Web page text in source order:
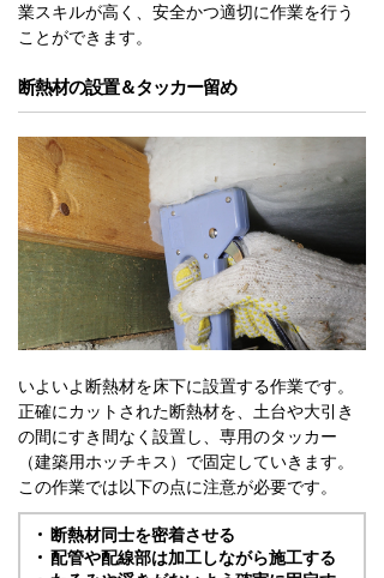
業スキルが高く、安全かつ適切に作業を行う
ことができます。
断熱材の設置＆タッカー留め
いよいよ断熱材を床下に設置する作業です。
正確にカットされた断熱材を、土台や大引き
の間にすき間なく設置し、専用のタッカー
（建築用ホッチキス）で固定していきます。
この作業では以下の点に注意が必要です。
断熱材同士を密着させる
配管や配線部は加工しながら施工する